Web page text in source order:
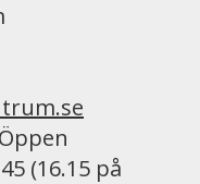
(16.15 på